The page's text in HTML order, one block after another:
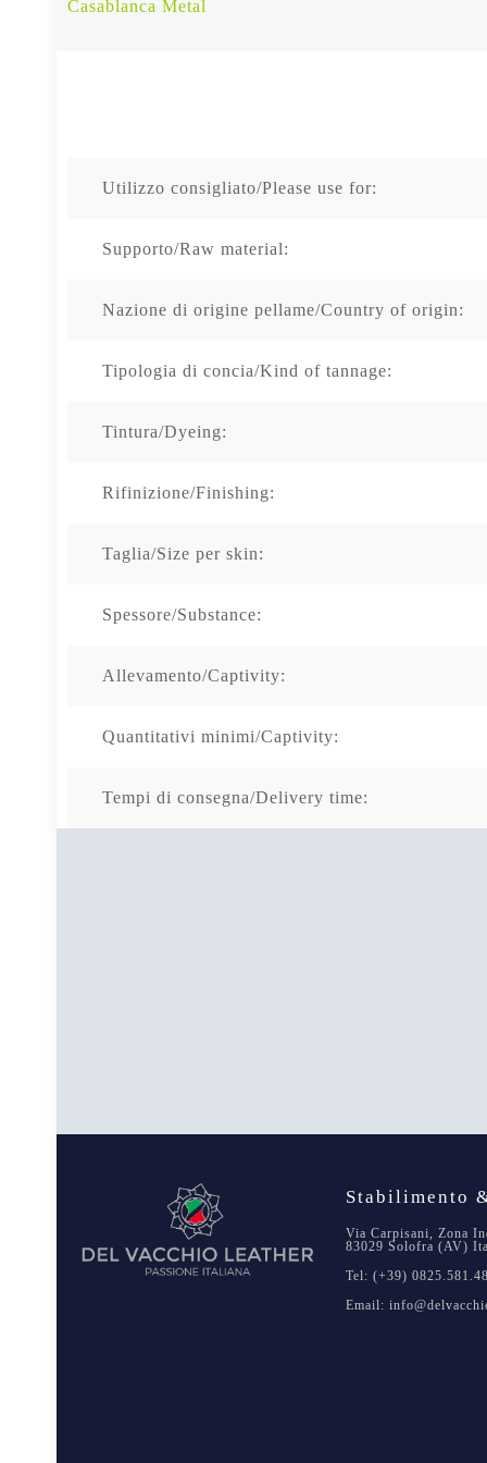
Casablanca Metal
Utilizzo consigliato/Please use for:
Supporto/Raw material:
Nazione di origine pellame/Country of origin:
Tipologia di concia/Kind of tannage:
Tintura/Dyeing:
Rifinizione/Finishing:
Taglia/Size per skin:
Spessore/Substance:
Allevamento/Captivity:
Quantitativi minimi/Captivity:
Tempi di consegna/Delivery time:
Stabilimento
Via Carpisani, Zona
83029 Solofra (AV)
Tel: (+39)
Email: